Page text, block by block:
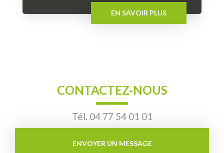
EN SAVOIR PLUS
CONTACTEZ-NOUS
Tél. 04 77 54 01 01
ENVOYER UN MESSAGE